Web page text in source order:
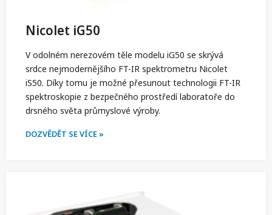
Nicolet iG50
V odolném nerezovém těle modelu iG50 se skrývá
srdce nejmodernějšího FT-IR spektrometru Nicolet
iS50. Díky tomu je možné přesunout technologii FT-IR
spektroskopie z bezpečného prostředí laboratoře do
drsného světa průmyslové výroby.
DOZVĚDĚT SE VÍCE »